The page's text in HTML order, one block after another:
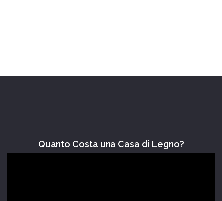
Quanto Costa una Casa di Legno?